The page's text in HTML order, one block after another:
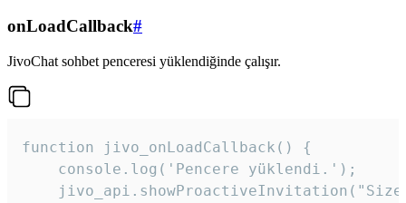
onLoadCallback#
JivoChat sohbet penceresi yüklendiğinde çalışır.
function jivo_onLoadCallback() {
    console.log('Pencere yüklendi.');